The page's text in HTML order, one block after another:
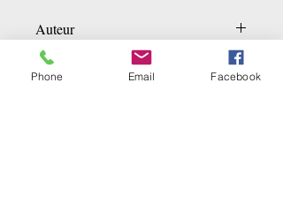
Auteur
Yasmina KHADRA
Détails sur le produit
Phone Email Facebook